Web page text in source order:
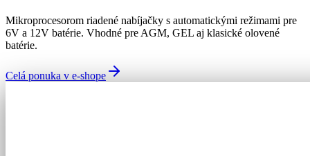
Mikroprocesorom riadené nabíjačky s automatickými režimami pre
6V a 12V batérie. Vhodné pre AGM, GEL aj klasické olovené
batérie.
Celá ponuka v e-shope